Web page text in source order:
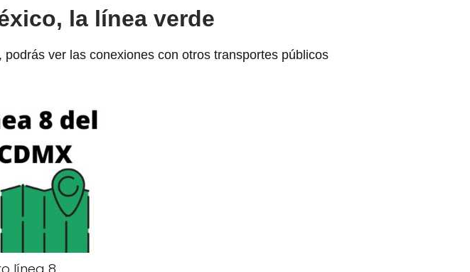
la línea verde
ver las conexiones con otros transportes públicos